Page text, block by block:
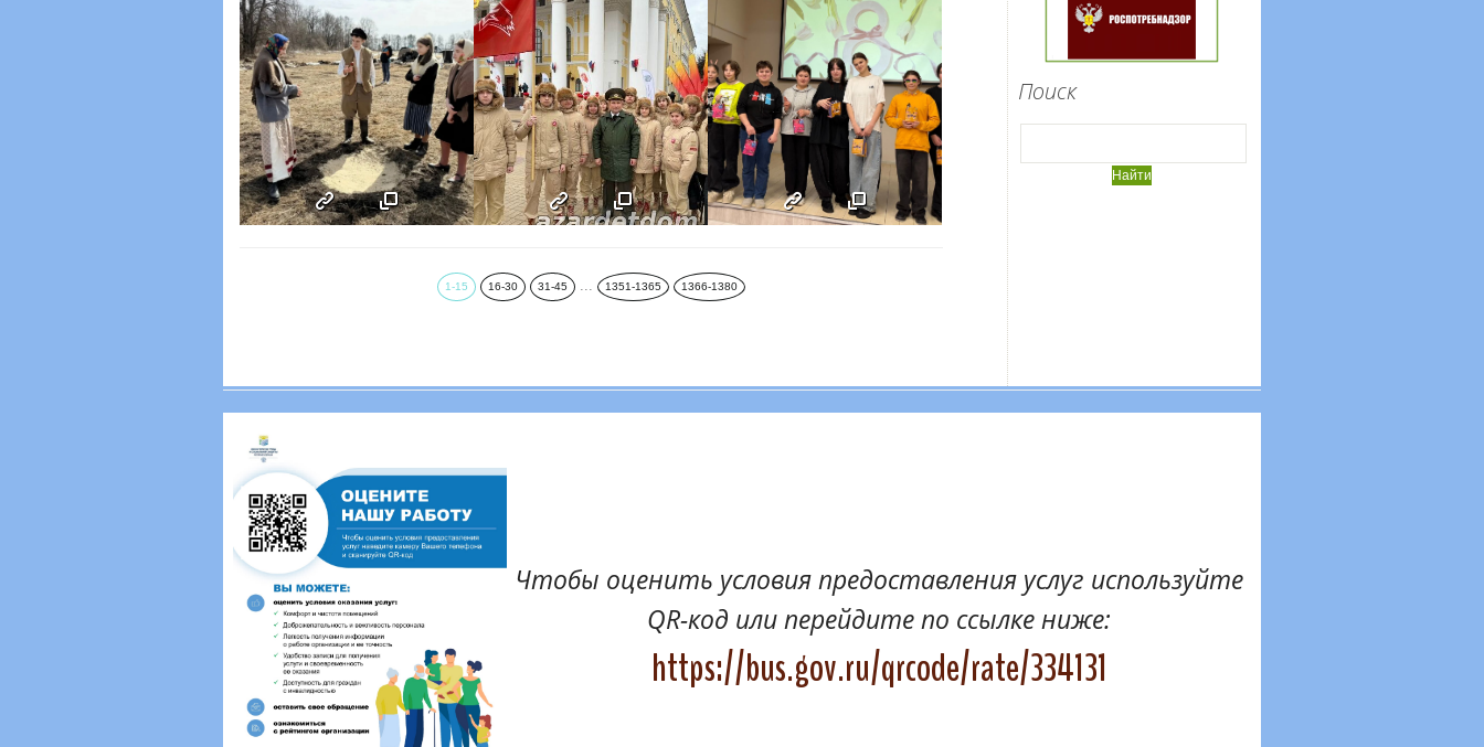
1-15 16-30 31-45 ... 1351-1365 1366-1380
Поиск
Чтобы оценить условия предоставления услуг используйте
QR-код или перейдите по ссылке ниже:
https://bus.gov.ru/qrcode/rate/334131